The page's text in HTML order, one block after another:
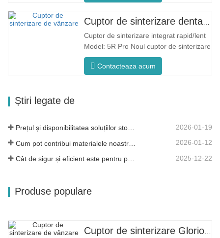
de 200°C/minut. Încălzirea
circumferențială la 360° asigură o
temperatură uniformă a cuptorului și...
Cuptor de sinterizare integrat rapid/lent
Model: 5R Pro Noul cuptor de sinterizare
dentară este special conceput pentru
stomatologie, cu un timp de ardere rapid
Contacteaza acum
Știri legate de
Prețul și disponibilitatea soluțiilor stomatologice moderne 2026-01-19
2026-01-12
2025-12-22
Produse populare